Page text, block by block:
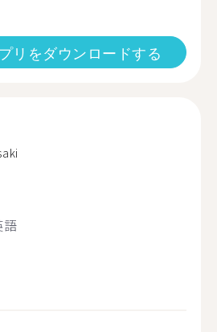
リをダウンロードする
語